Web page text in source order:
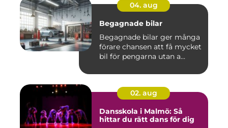
04. aug
Begagnade bilar
Begagnade bilar ger många
förare chansen att få mycket
bil för pengarna utan a...
02. aug
Dansskola i Malmö: Så
hittar du rätt dans för dig